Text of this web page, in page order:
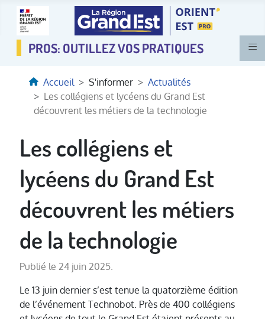
Accueil S'informer
Actualités
Les collégiens et lycéens du Grand Est
découvrent les métiers de la technologie
Les collégiens et
lycéens du Grand Est
découvrent les métiers
de la technologie
Publié le 24 juin 2025.
Le 13 juin dernier s’est tenue la quatorzième édition
de l’événement Technobot. Près de 400 collégiens
≡